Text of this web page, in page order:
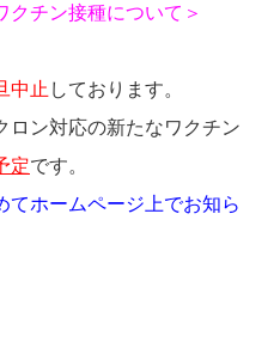
クチン接種について＞
中止 しております。
ロン対応の新たなワクチン
定です。
てホームページ上でお知ら